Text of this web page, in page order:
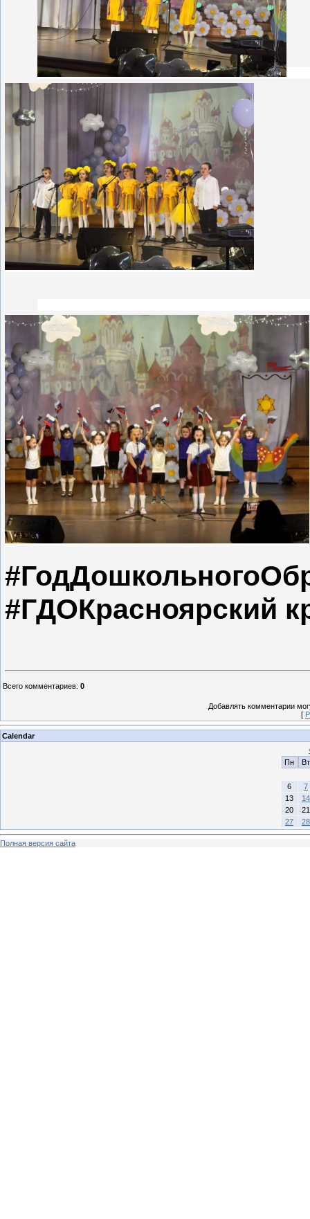
#ГДОКрасноярский
Всего комментариев: 0
Добавлять комментарии
[
Calendar
Пн
Вт
6
7
13
14
20
21
27
28
Полная версия сайта